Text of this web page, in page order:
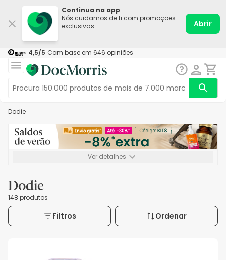
Continua na app
Nós cuidamos de ti com promoções
exclusivas
Abrir
4,5/5 Com base em 646 opiniões
Dodie
Ver detalhes
Dodie
148 produtos
Filtros Ordenar